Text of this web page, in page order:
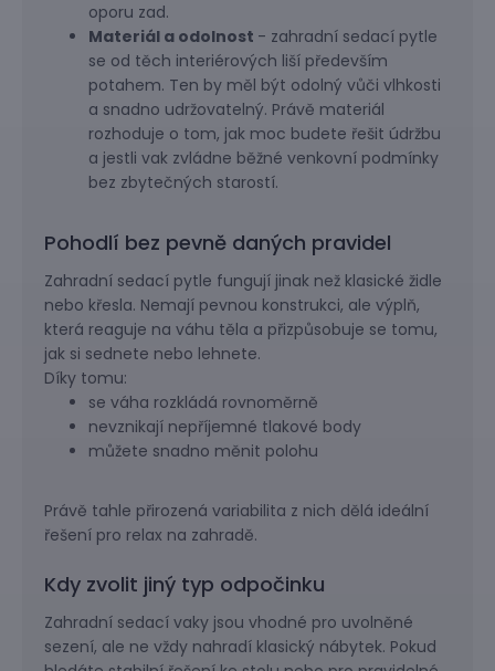
oporu zad.
Materiál a odolnost - zahradní sedací pytle
se od těch interiérových liší především
potahem. Ten by měl být odolný vůči vlhkosti
a snadno udržovatelný. Právě materiál
rozhoduje o tom, jak moc budete řešit údržbu
a jestli vak zvládne běžné venkovní podmínky
bez zbytečných starostí.
Pohodlí bez pevně daných pravidel
Zahradní sedací pytle fungují jinak než klasické židle
nebo křesla. Nemají pevnou konstrukci, ale výplň,
která reaguje na váhu těla a přizpůsobuje se tomu,
jak si sednete nebo lehnete.
Díky tomu:
se váha rozkládá rovnoměrně
nevznikají nepříjemné tlakové body
můžete snadno měnit polohu
Právě tahle přirozená variabilita z nich dělá ideální
řešení pro relax na zahradě.
Kdy zvolit jiný typ odpočinku
Zahradní sedací vaky jsou vhodné pro uvolněné
sezení, ale ne vždy nahradí klasický nábytek. Pokud